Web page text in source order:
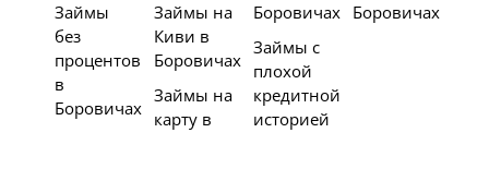
Займы
без
процентов
в
Боровичах
Займы на
Киви в
Боровичах
Займы на
карту в
Боровичах
Займы с
плохой
кредитной
историей
Боровичах